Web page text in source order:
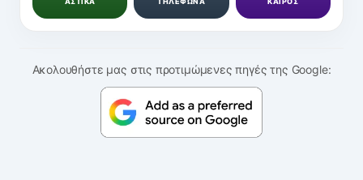
Ακολουθήστε μας στις προτιμώμενες πηγές της Google: